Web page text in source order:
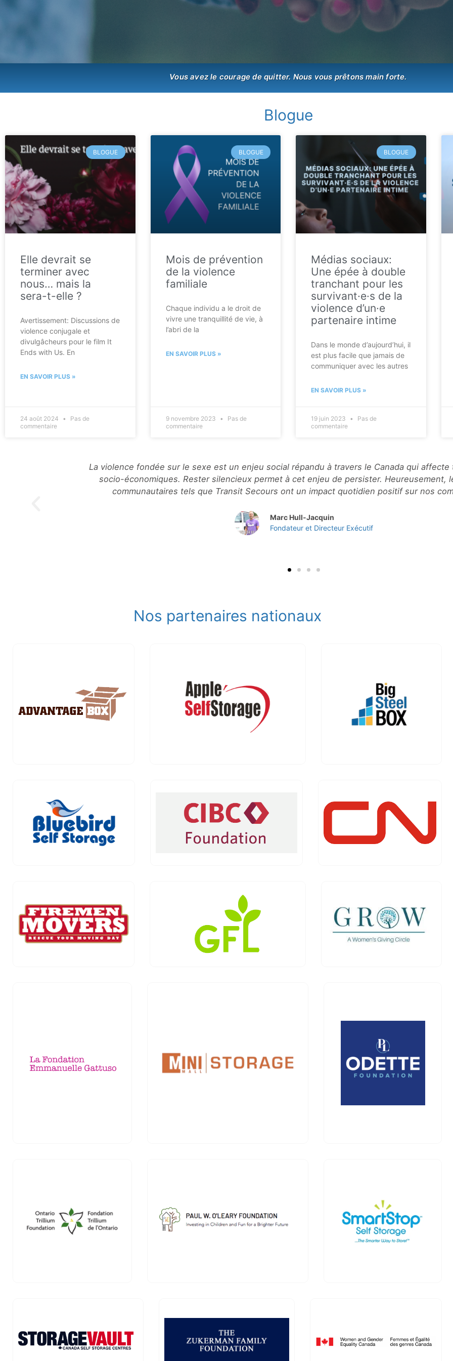
Firemen Movers
Partenariat
Vous avez le courage de quitter. Nous vous prêtons main forte.
Blogue
BLOGUE
Elle devrait se
terminer avec
nous… mais la
sera-t-elle ?
Avertissement: Discussions de
violence conjugale et
divulgâcheurs pour le film It
Ends with Us. En
EN SAVOIR PLUS »
24 août 2024
Pas de
commentaire
BLOGUE
Mois de prévention
de la violence
familiale
Chaque individu a le droit de
vivre une tranquillité de vie, à
l’abri de la
EN SAVOIR PLUS »
9 novembre 2023
Pas de
commentaire
BLOGUE
Médias sociaux:
Une épée à double
tranchant pour les
survivant·e·s de la
violence d’un·e
partenaire intime
Dans le monde d’aujourd’hui, il
est plus facile que jamais de
communiquer avec les autres
EN SAVOIR PLUS »
19 juin 2023
Pas de
commentaire
"Avec un enfant énergique, une situation financière difficile et apeurée (Transit
commencer une vie avec mon enfant plus tôt que je l’avais anticipé."
Nos partenaires nationaux